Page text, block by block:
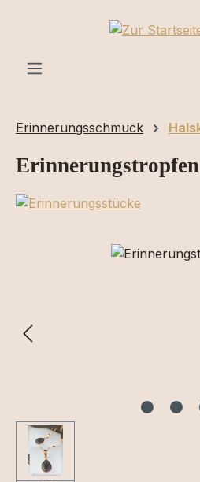
Zum Hauptinhalt springen
Erinnerungsschmuck
Erinnerungstropfen
Bildergalerie überspringen